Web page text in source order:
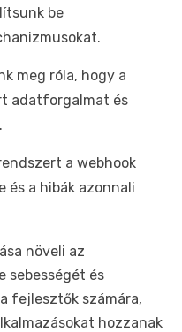
be
meg róla, hogy a
adatforgalmat és
a webhook
és a hibák azonnali
növeli az
sebességét és
fejlesztők számára,
hozzanak